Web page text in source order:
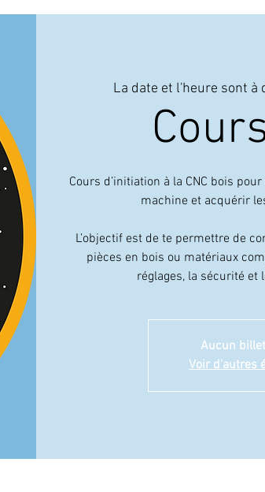
La date et l'heure sont à
Cours d’initiation à la CNC bois
machine et acquérir
L’objectif est de te permettre de
pièces en bois ou matériaux
réglages, la sécurité et
Aucun
Voir d'autres